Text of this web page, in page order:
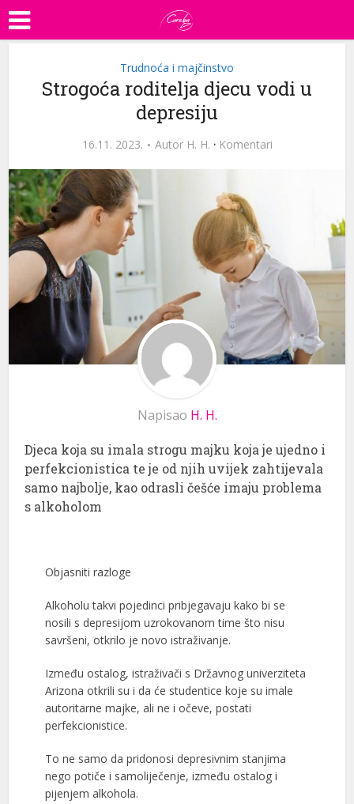
Trudnoća i majčinstvo
Strogoća roditelja djecu vodi u
depresiju
16.11. 2023. Autor H. H. · Komentari
Napisao H. H.
Djeca koja su imala strogu majku koja je ujedno i
perfekcionistica te je od njih uvijek zahtijevala
samo najbolje, kao odrasli češće imaju problema
s alkoholom
Objasniti razloge
Alkoholu takvi pojedinci pribjegavaju kako bi se
nosili s depresijom uzrokovanom time što nisu
savršeni, otkrilo je novo istraživanje.
Između ostalog, istraživači s Državnog univerziteta
Arizona otkrili su i da će studentice koje su imale
autoritarne majke, ali ne i očeve, postati
perfekcionistice.
To ne samo da pridonosi depresivnim stanjima
nego potiče i samoliječenje, između ostalog i
pijenjem alkohola.